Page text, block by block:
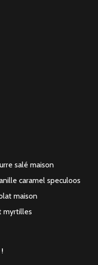
salé maison
caramel speculoos
maison
myrtilles